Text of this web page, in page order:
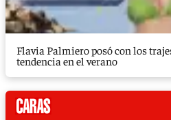
Flavia Palmiero posó con los
tendencia en el verano